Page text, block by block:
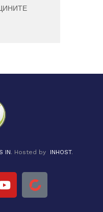
IN. Hosted by INHOST.